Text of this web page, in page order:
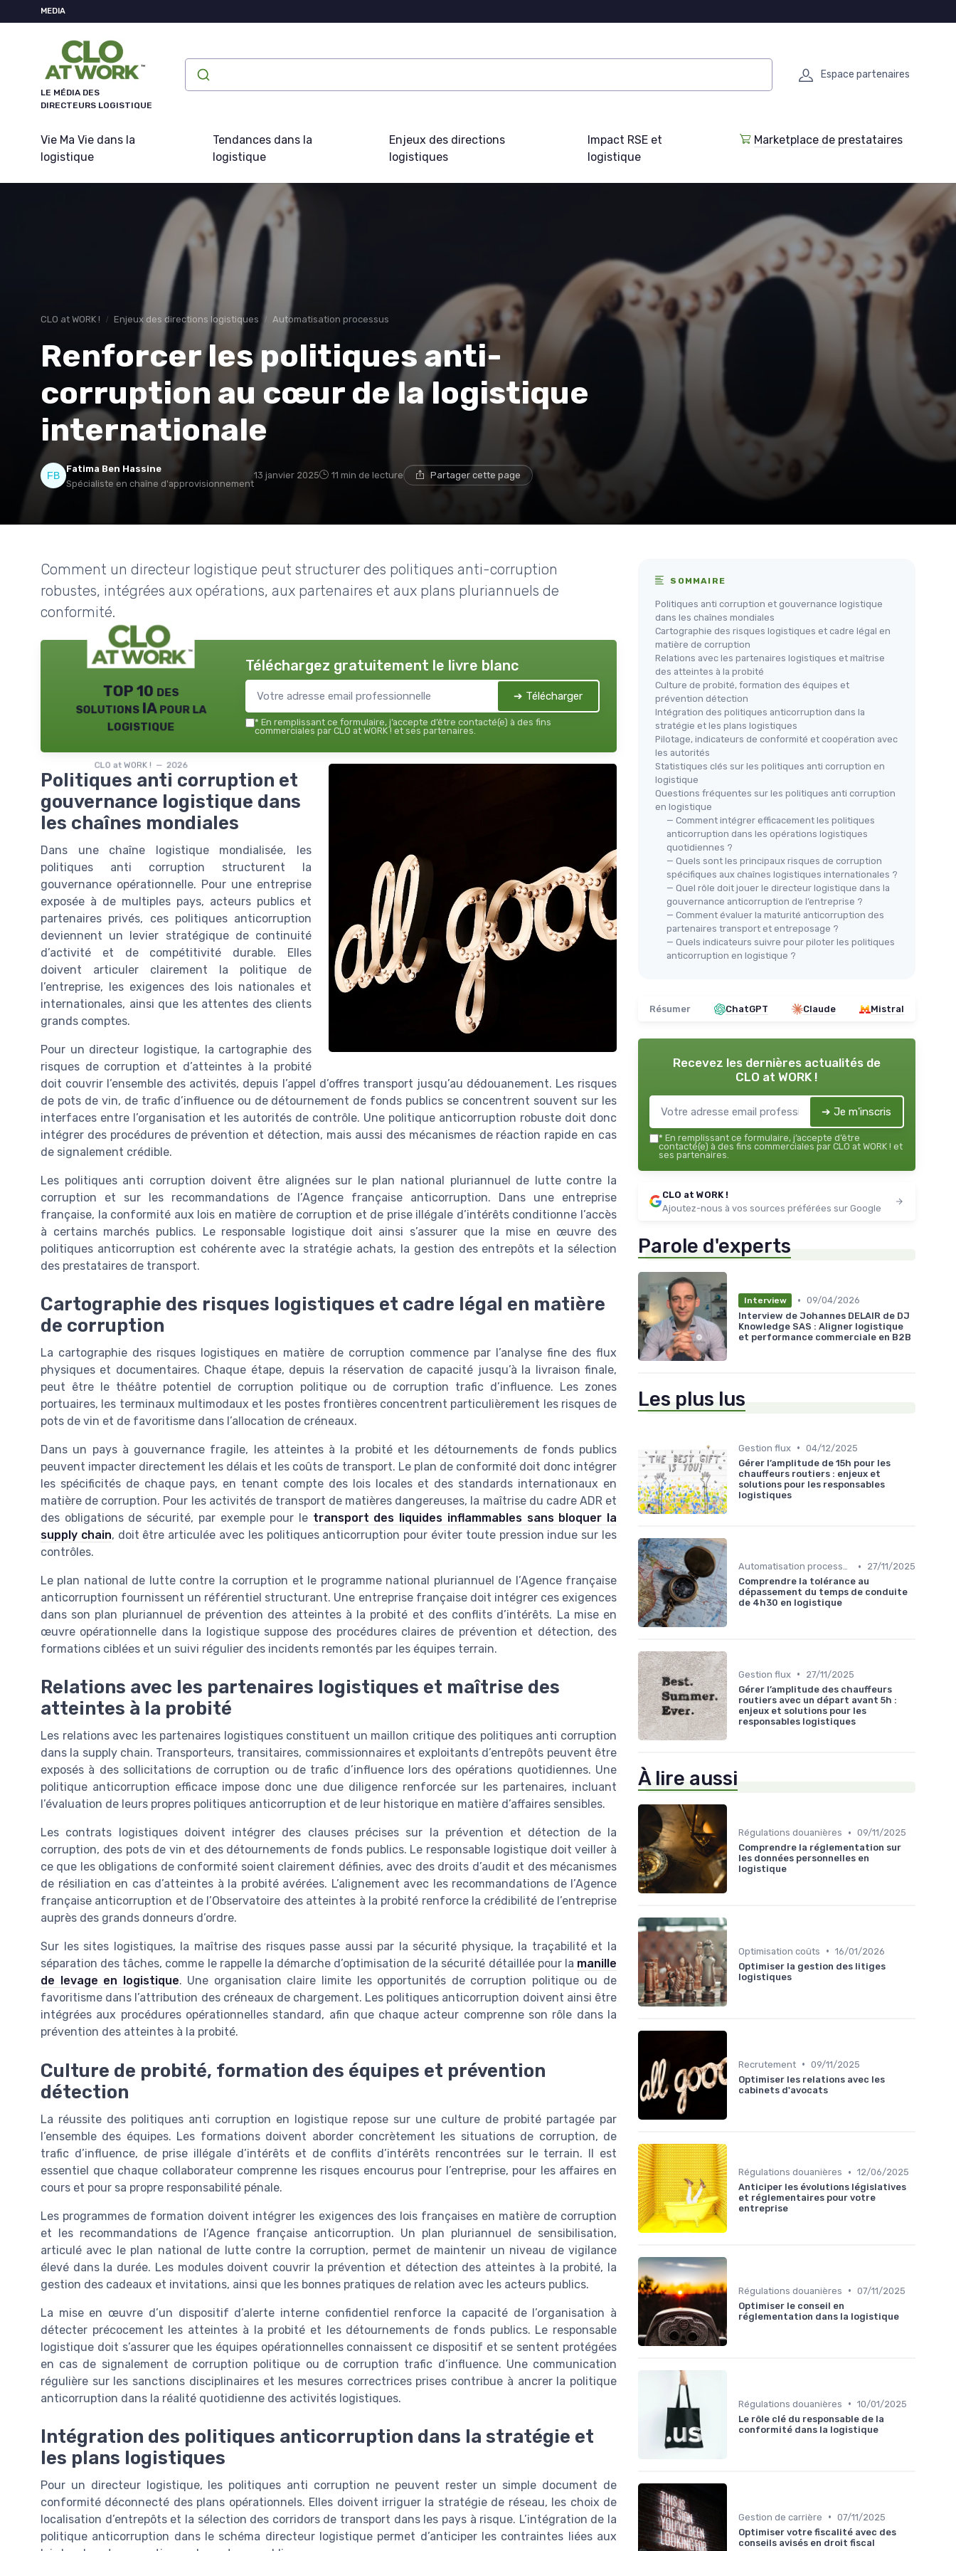
MEDIA
LE MÉDIA DES
DIRECTEURS LOGISTIQUE
Espace partenaires
Vie Ma Vie dans la
logistique
Tendances dans la
logistique
Enjeux des directions
logistiques
Impact RSE et
logistique
Marketplace de prestataires
CLO at WORK ! Enjeux des directions logistiques Automatisation processus
Renforcer les politiques anti-
corruption au cœur de la logistique
internationale
Fatima Ben Hassine
Spécialiste en chaîne d'approvisionnement
13 janvier 2025 11 min de lecture Partager cette page
Comment un directeur logistique peut structurer des politiques anti-corruption
robustes, intégrées aux opérations, aux partenaires et aux plans pluriannuels de
conformité.
TOP 10 des
solutions IA pour la
logistique
CLO at WORK ! — 2026
Téléchargez gratuitement le livre blanc
➔ Télécharger
* En remplissant ce formulaire, j’accepte d’être contacté(e) à des fins
commerciales par CLO at WORK ! et ses partenaires.
Politiques anti corruption et
gouvernance logistique dans
les chaînes mondiales
Dans une chaîne logistique mondialisée, les
politiques anti corruption structurent la
gouvernance opérationnelle. Pour une entreprise
exposée à de multiples pays, acteurs publics et
partenaires privés, ces politiques anticorruption
deviennent un levier stratégique de continuité
d’activité et de compétitivité durable. Elles
doivent articuler clairement la politique de
l’entreprise, les exigences des lois nationales et
internationales, ainsi que les attentes des clients
grands comptes.
Pour un directeur logistique, la cartographie des
risques de corruption et d’atteintes à la probité
doit couvrir l’ensemble des activités, depuis l’appel d’offres transport jusqu’au dédouanement. Les risques
de pots de vin, de trafic d’influence ou de détournement de fonds publics se concentrent souvent sur les
interfaces entre l’organisation et les autorités de contrôle. Une politique anticorruption robuste doit donc
intégrer des procédures de prévention et détection, mais aussi des mécanismes de réaction rapide en cas
de signalement crédible.
Les politiques anti corruption doivent être alignées sur le plan national pluriannuel de lutte contre la
corruption et sur les recommandations de l’Agence française anticorruption. Dans une entreprise
française, la conformité aux lois en matière de corruption et de prise illégale d’intérêts conditionne l’accès
à certains marchés publics. Le responsable logistique doit ainsi s’assurer que la mise en œuvre des
politiques anticorruption est cohérente avec la stratégie achats, la gestion des entrepôts et la sélection
des prestataires de transport.
Cartographie des risques logistiques et cadre légal en matière
de corruption
La cartographie des risques logistiques en matière de corruption commence par l’analyse fine des flux
physiques et documentaires. Chaque étape, depuis la réservation de capacité jusqu’à la livraison finale,
peut être le théâtre potentiel de corruption politique ou de corruption trafic d’influence. Les zones
portuaires, les terminaux multimodaux et les postes frontières concentrent particulièrement les risques de
pots de vin et de favoritisme dans l’allocation de créneaux.
Dans un pays à gouvernance fragile, les atteintes à la probité et les détournements de fonds publics
peuvent impacter directement les délais et les coûts de transport. Le plan de conformité doit donc intégrer
les spécificités de chaque pays, en tenant compte des lois locales et des standards internationaux en
matière de corruption. Pour les activités de transport de matières dangereuses, la maîtrise du cadre ADR et
des obligations de sécurité, par exemple pour le transport des liquides inflammables sans bloquer la
supply chain, doit être articulée avec les politiques anticorruption pour éviter toute pression indue sur les
contrôles.
Le plan national de lutte contre la corruption et le programme national pluriannuel de l’Agence française
anticorruption fournissent un référentiel structurant. Une entreprise française doit intégrer ces exigences
dans son plan pluriannuel de prévention des atteintes à la probité et des conflits d’intérêts. La mise en
œuvre opérationnelle dans la logistique suppose des procédures claires de prévention et détection, des
formations ciblées et un suivi régulier des incidents remontés par les équipes terrain.
Relations avec les partenaires logistiques et maîtrise des
atteintes à la probité
Les relations avec les partenaires logistiques constituent un maillon critique des politiques anti corruption
dans la supply chain. Transporteurs, transitaires, commissionnaires et exploitants d’entrepôts peuvent être
exposés à des sollicitations de corruption ou de trafic d’influence lors des opérations quotidiennes. Une
politique anticorruption efficace impose donc une due diligence renforcée sur les partenaires, incluant
l’évaluation de leurs propres politiques anticorruption et de leur historique en matière d’affaires sensibles.
Les contrats logistiques doivent intégrer des clauses précises sur la prévention et détection de la
corruption, des pots de vin et des détournements de fonds publics. Le responsable logistique doit veiller à
ce que les obligations de conformité soient clairement définies, avec des droits d’audit et des mécanismes
de résiliation en cas d’atteintes à la probité avérées. L’alignement avec les recommandations de l’Agence
française anticorruption et de l’Observatoire des atteintes à la probité renforce la crédibilité de l’entreprise
auprès des grands donneurs d’ordre.
Sur les sites logistiques, la maîtrise des risques passe aussi par la sécurité physique, la traçabilité et la
séparation des tâches, comme le rappelle la démarche d’optimisation de la sécurité détaillée pour la manille
de levage en logistique. Une organisation claire limite les opportunités de corruption politique ou de
favoritisme dans l’attribution des créneaux de chargement. Les politiques anticorruption doivent ainsi être
intégrées aux procédures opérationnelles standard, afin que chaque acteur comprenne son rôle dans la
prévention des atteintes à la probité.
Culture de probité, formation des équipes et prévention
détection
La réussite des politiques anti corruption en logistique repose sur une culture de probité partagée par
l’ensemble des équipes. Les formations doivent aborder concrètement les situations de corruption, de
trafic d’influence, de prise illégale d’intérêts et de conflits d’intérêts rencontrées sur le terrain. Il est
essentiel que chaque collaborateur comprenne les risques encourus pour l’entreprise, pour les affaires en
cours et pour sa propre responsabilité pénale.
Les programmes de formation doivent intégrer les exigences des lois françaises en matière de corruption
et les recommandations de l’Agence française anticorruption. Un plan pluriannuel de sensibilisation,
articulé avec le plan national de lutte contre la corruption, permet de maintenir un niveau de vigilance
élevé dans la durée. Les modules doivent couvrir la prévention et détection des atteintes à la probité, la
gestion des cadeaux et invitations, ainsi que les bonnes pratiques de relation avec les acteurs publics.
La mise en œuvre d’un dispositif d’alerte interne confidentiel renforce la capacité de l’organisation à
détecter précocement les atteintes à la probité et les détournements de fonds publics. Le responsable
logistique doit s’assurer que les équipes opérationnelles connaissent ce dispositif et se sentent protégées
en cas de signalement de corruption politique ou de corruption trafic d’influence. Une communication
régulière sur les sanctions disciplinaires et les mesures correctrices prises contribue à ancrer la politique
anticorruption dans la réalité quotidienne des activités logistiques.
Intégration des politiques anticorruption dans la stratégie et
les plans logistiques
Pour un directeur logistique, les politiques anti corruption ne peuvent rester un simple document de
conformité déconnecté des plans opérationnels. Elles doivent irriguer la stratégie de réseau, les choix de
localisation d’entrepôts et la sélection des corridors de transport dans les pays à risque. L’intégration de la
politique anticorruption dans le schéma directeur logistique permet d’anticiper les contraintes liées aux
SOMMAIRE
Politiques anti corruption et gouvernance logistique
dans les chaînes mondiales
Cartographie des risques logistiques et cadre légal en
matière de corruption
Relations avec les partenaires logistiques et maîtrise
des atteintes à la probité
Culture de probité, formation des équipes et
prévention détection
Intégration des politiques anticorruption dans la
stratégie et les plans logistiques
Pilotage, indicateurs de conformité et coopération avec
les autorités
Statistiques clés sur les politiques anti corruption en
logistique
Questions fréquentes sur les politiques anti corruption
en logistique
— Comment intégrer efficacement les politiques
anticorruption dans les opérations logistiques
quotidiennes ?
— Quels sont les principaux risques de corruption
spécifiques aux chaînes logistiques internationales ?
— Quel rôle doit jouer le directeur logistique dans la
gouvernance anticorruption de l’entreprise ?
— Comment évaluer la maturité anticorruption des
partenaires transport et entreposage ?
— Quels indicateurs suivre pour piloter les politiques
anticorruption en logistique ?
Résumer ChatGPT Claude Mistral
Recevez les dernières actualités de
CLO at WORK !
➔ Je m'inscris
* En remplissant ce formulaire, j’accepte d’être
contacté(e) à des fins commerciales par CLO at WORK ! et
ses partenaires.
CLO at WORK !
Ajoutez-nous à vos sources préférées sur Google
Parole d'experts
Interview • 09/04/2026
Interview de Johannes DELAIR de DJ
Knowledge SAS : Aligner logistique
et performance commerciale en B2B
Les plus lus
Gestion flux • 04/12/2025
Gérer l’amplitude de 15h pour les
chauffeurs routiers : enjeux et
solutions pour les responsables
logistiques
Automatisation processus •
27/11/2025
Comprendre la tolérance au
dépassement du temps de conduite
de 4h30 en logistique
Gestion flux •
27/11/2025
Gérer l’amplitude des chauffeurs
routiers avec un départ avant 5h :
enjeux et solutions pour les
responsables logistiques
À lire aussi
Régulations douanières • 09/11/2025
Comprendre la réglementation sur
les données personnelles en
logistique
Optimisation coûts • 16/01/2026
Optimiser la gestion des litiges
logistiques
Recrutement • 09/11/2025
Optimiser les relations avec les
cabinets d'avocats
Régulations douanières • 12/06/2025
Anticiper les évolutions législatives
et réglementaires pour votre
entreprise
Régulations douanières • 07/11/2025
Optimiser le conseil en
réglementation dans la logistique
Régulations douanières • 10/01/2025
Le rôle clé du responsable de la
conformité dans la logistique
Gestion de carrière • 07/11/2025
Optimiser votre fiscalité avec des
conseils avisés en droit fiscal
Panneau de gestion des cookies